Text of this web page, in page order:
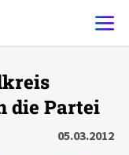
die Partei
05.03.2012